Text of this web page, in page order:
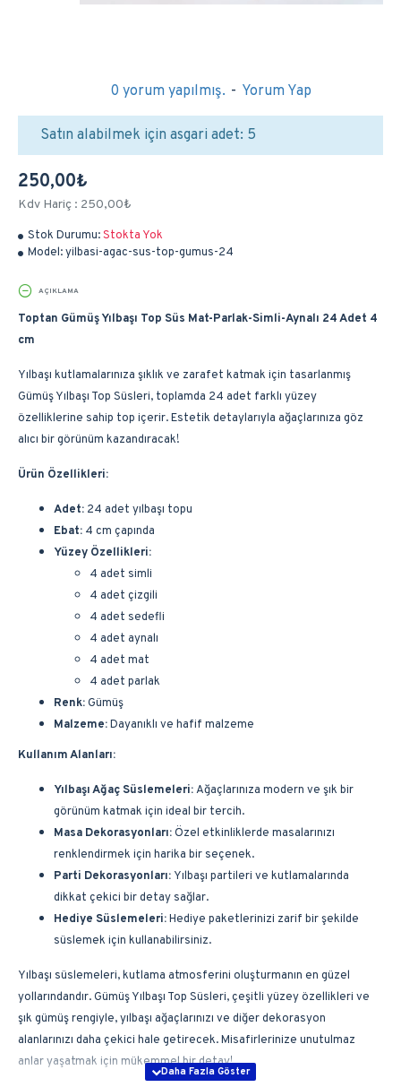
Stok Durumu:Stokta Yok
Model:yilbasi-agac-sus-top-gumus-24
0 yorum yapılmış. - Yorum Yap
250,00₺
Kdv Hariç : 250,00₺
Satın alabilmek için asgari adet: 5
AÇIKLAMA
Toptan Gümüş Yılbaşı Top Süs Mat-Parlak-Simli-Aynalı 24 Adet 4
cm
Yılbaşı kutlamalarınıza şıklık ve zarafet katmak için tasarlanmış
Gümüş Yılbaşı Top Süsleri, toplamda 24 adet farklı yüzey
özelliklerine sahip top içerir. Estetik detaylarıyla ağaçlarınıza göz
alıcı bir görünüm kazandıracak!
Ürün Özellikleri:
Adet: 24 adet yılbaşı topu
Ebat: 4 cm çapında
Yüzey Özellikleri:
4 adet simli
4 adet çizgili
4 adet sedefli
4 adet aynalı
4 adet mat
4 adet parlak
Renk:Gümüş
Malzeme:Dayanıklı ve hafif malzeme
Kullanım Alanları:
Yılbaşı Ağaç Süslemeleri:Ağaçlarınıza modern ve şık bir
görünüm katmak için ideal bir tercih.
Masa Dekorasyonları:Özel etkinliklerde masalarınızı
renklendirmek için harika bir seçenek.
Parti Dekorasyonları: Yılbaşı partileri ve kutlamalarında
dikkat çekici bir detay sağlar.
Hediye Süslemeleri:Hediye paketlerinizi zarif bir şekilde
süslemek için kullanabilirsiniz.
Yılbaşı süslemeleri, kutlama atmosferini oluşturmanın en güzel
yollarındandır. Gümüş Yılbaşı Top Süsleri, çeşitli yüzey özellikleri ve
şık gümüş rengiyle, yılbaşı ağaçlarınızı ve diğer dekorasyon
alanlarınızı daha çekici hale getirecek. Misafirlerinize unutulmaz
anlar yaşatmak için mükemmel bir detay!